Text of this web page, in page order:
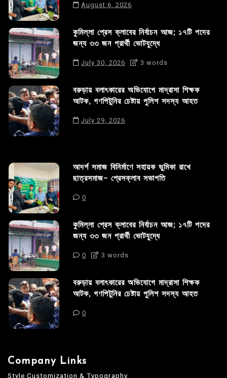
August 6, 2026
কুমিল্লা প্রেস ক্লাবের নির্বাচন আজ; ১৭টি পদের
জন্য ৩৩ জন প্রার্থী ভোটযুদ্ধে
July 30, 2026 3 words
বরুড়ায় বলাৎকারের অভিযোগে মাদ্রাসা শিক্ষক
আটক, গণপিটুনির চেষ্টায় পুলিশ সদস্য আহত
July 29, 2026
আদর্শ সমাজ বিনির্মাণে সহায়ক ভুমিকা রাখে
ছাত্রসমাজ- প্রেসক্লাব সভাপতি
0
কুমিল্লা প্রেস ক্লাবের নির্বাচন আজ; ১৭টি পদের
জন্য ৩৩ জন প্রার্থী ভোটযুদ্ধে
0 3 words
বরুড়ায় বলাৎকারের অভিযোগে মাদ্রাসা শিক্ষক
আটক, গণপিটুনির চেষ্টায় পুলিশ সদস্য আহত
0
Company Links
Style Customization & Typography